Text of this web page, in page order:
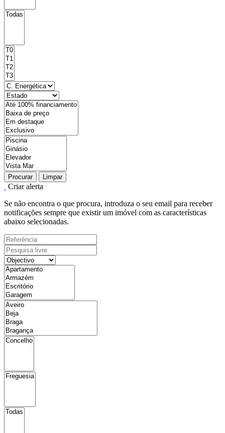
Procurar Limpar
Criar alerta
Se não encontra o que procura, introduza o seu email para receber
notificações sempre que existir um imóvel com as características
abaixo selecionadas.